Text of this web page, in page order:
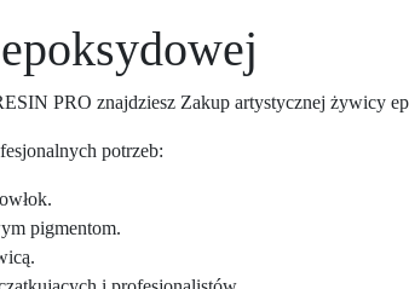
PRO znajdziesz Zakup artystycznej żywicy
potrzeb:
pigmentom.